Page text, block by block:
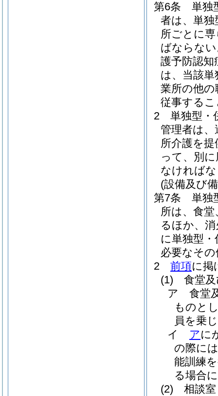
第6条
単独
者は、単独
所ごとに
ばならな
護予防認知
は、当該単
業所の他
従事する
2
単独型・
管理者は、
所介護を
って、別
なければ
(設備及び
第7条
単独
所は、食
るほか、
に単独型
必要なそ
2
前項に掲
(1)
食堂
ア
食堂
ものと
員を乗
イ
アに
の際に
能訓練
る場合
(2)
相談